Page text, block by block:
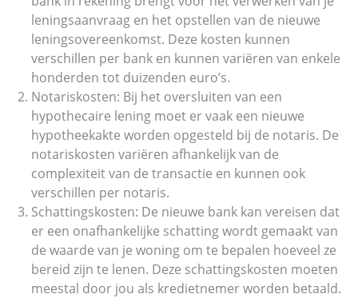
leningsaanvraag en het opstellen van de nieuwe
leningsovereenkomst. Deze kosten kunnen
verschillen per bank en kunnen variëren van enkele
honderden tot duizenden euro’s.
Notariskosten: Bij het oversluiten van een
hypothecaire lening moet er vaak een nieuwe
hypotheekakte worden opgesteld bij de notaris. De
notariskosten variëren afhankelijk van de
complexiteit van de transactie en kunnen ook
verschillen per notaris.
Schattingskosten: De nieuwe bank kan vereisen dat
er een onafhankelijke schatting wordt gemaakt van
de waarde van je woning om te bepalen hoeveel ze
bereid zijn te lenen. Deze schattingskosten moeten
meestal door jou als kredietnemer worden betaald.